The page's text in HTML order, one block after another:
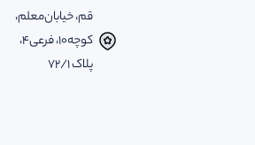
قم، خیابان‌معلم،
کوچه‌10، فرعی‌4،
پلاک ‌72/1